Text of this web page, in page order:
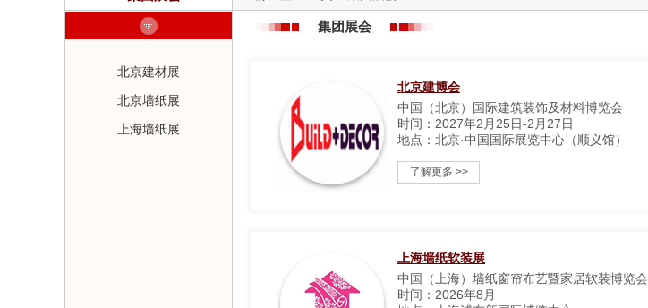
北京建材展
北京墙纸展
上海墙纸展
集团展会
北京建博会
中国（北京）国际建筑装饰及材料博览会
时间：2027年2月25日-2月27日
地点：北京·中国国际展览中心（顺义馆）
了解更多 >>
上海墙纸软装展
中国（上海）墙纸窗帘布艺暨家居软装博览会
时间：2026年8月